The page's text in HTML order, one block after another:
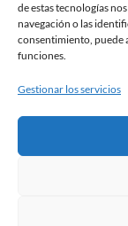
de estas tecnologías
navegación o las
consentimiento, puede
funciones.
Gestionar los servicios
2026 Todos los